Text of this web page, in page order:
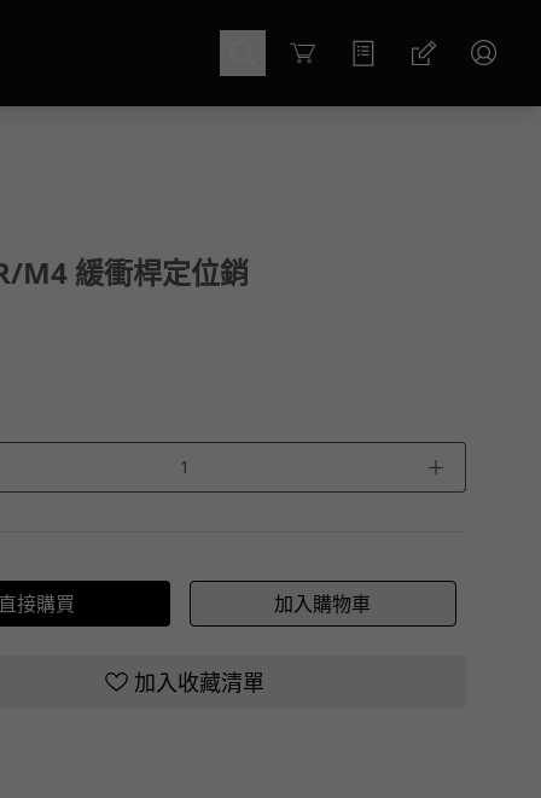
Cart
M4 緩衝桿定位銷
＋
接購買 加入購物車
加入收藏清單